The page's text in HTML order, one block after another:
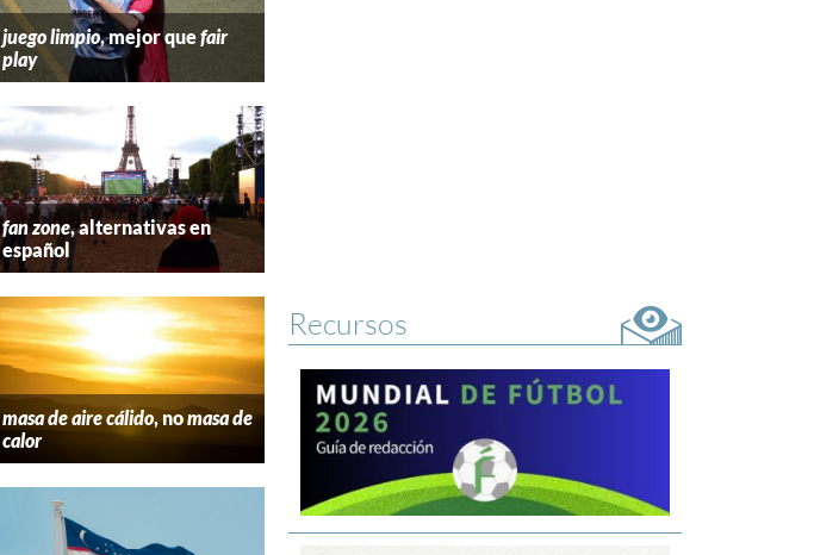
juego limpio, mejor quefair
play
fan zone, alternativas en
español
masa de aire cálido, nomasa de
calor
Recursos